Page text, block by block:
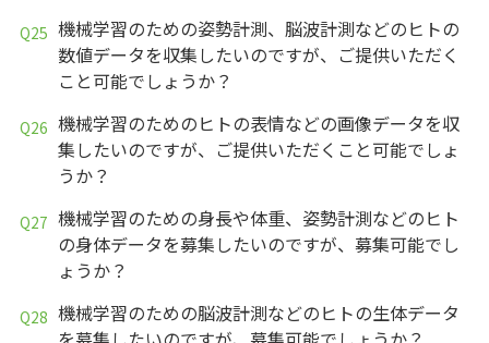
機械学習のための姿勢計測、脳波計測などのヒトの
数値データを収集したいのですが、ご提供いただく
こと可能でしょうか？
機械学習のためのヒトの表情などの画像データを収
集したいのですが、ご提供いただくこと可能でしょ
うか？
機械学習のための身長や体重、姿勢計測などのヒト
の身体データを募集したいのですが、募集可能でし
ょうか？
機械学習のための脳波計測などのヒトの生体データ